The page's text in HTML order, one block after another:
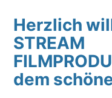
Herzlich
STREAM
dem